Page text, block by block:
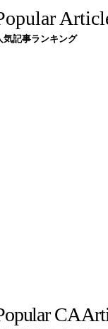
気記事ランキング
CA